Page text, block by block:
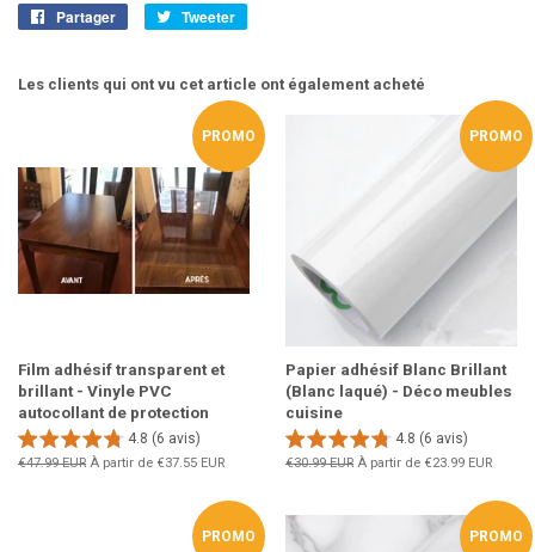
Partager
PartagerTweeter
Les clients qui ont vu cet article ont également acheté
PROMO
Film adhésif transparent et
brillant - Vinyle PVC
autocollant de protection
4.8 (6 avis)
Prix
€47.99 EUR À partir de €37.55 EUR
PROMO
Papier adhésif Blanc Brillant
(Blanc laqué) - Déco meubles
cuisine
4.8 (6 avis)
Prix
€30.99 EUR À partir de €23.99 EUR
PROMO PROMO